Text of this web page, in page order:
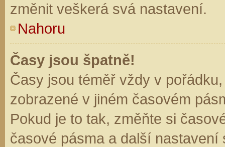
změnit veškerá svá nastavení.
Nahoru
Časy jsou špatně!
Časy jsou téměř vždy v
zobrazené v jiném časovém
Pokud je to tak, změňte si
časové pásma a další